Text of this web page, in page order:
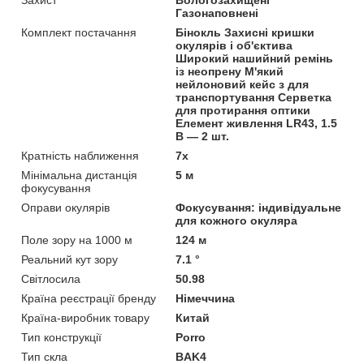
Газонаповнені
Комплект постачання
Бінокль Захисні кришки
окулярів і об'єктива
Широкий нашийний ремінь
із неопрену М'який
нейлоновий кейс з для
транспортування Серветка
для протирання оптики
Елемент живлення LR43, 1.5
В — 2 шт.
Кратність наближення
7х
Мінімальна дистанція
фокусування
5 м
Оправи окулярів
Фокусування: індивідуальне
для кожного окуляра
Поле зору на 1000 м
124 м
Реальний кут зору
7.1 °
Світлосила
50.98
Країна реєстрації бренду
Німеччина
Країна-виробник товару
Китай
Тип конструкції
Porro
Тип скла
BAK4